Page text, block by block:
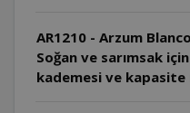
AR1210 - Arzum
Soğan ve sarımsak
kademesi ve kapasite